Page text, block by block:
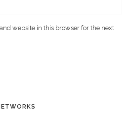
website in this browser for the next